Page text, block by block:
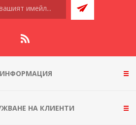
ИНФОРМАЦИЯ
НА КЛИЕНТИ